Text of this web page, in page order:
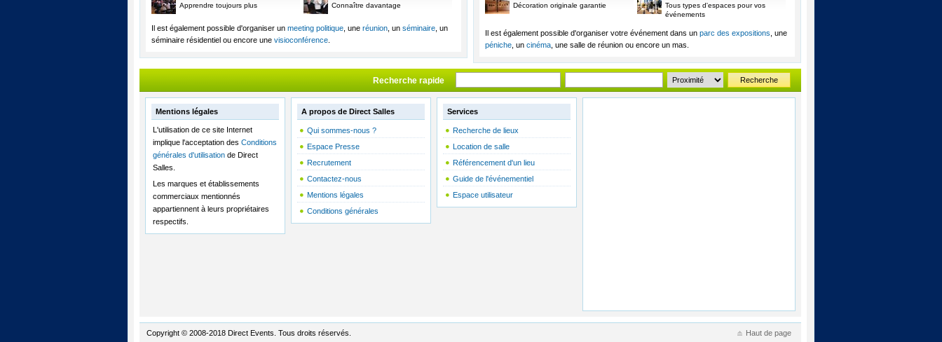
Apprendre toujours plus Connaître davantage
Il est également possible d'organiser un meeting politique , une réunion , un séminaire , un
séminaire résidentiel ou encore une visioconférence
Décoration originale garantie
Tous types d'espaces pour vos
événements
Il est également possible d'organiser votre événement dans un parc des expositions , une
péniche , un cinéma , une salle de réunion ou encore un mas.
Recherche
Recherche rapide
Mentions légales
L'utilisation de ce site Internet
implique l'acceptation des Conditions
générales d'utilisation de Direct
Salles.
Les marques et établissements
commerciaux mentionnés
appartiennent à leurs propriétaires
respectifs.
A propos de Direct Salles
Qui sommes-nous ?
Espace Presse
Recrutement
Contactez-nous
Mentions légales
Conditions générales
Services
Recherche de lieux
Location de salle
Référencement d'un lieu
Guide de l'événementiel
Espace utilisateur
Copyright © 2008-2018 Direct Events. Tous droits réservés. Haut de page